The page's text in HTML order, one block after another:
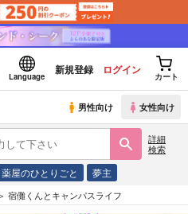
Language
新規登録 ログイン
カート
男性向け 女性向け
詳細
検索
薬屋のひとりごと 夢主
宿儺くんとキャンパスライフ